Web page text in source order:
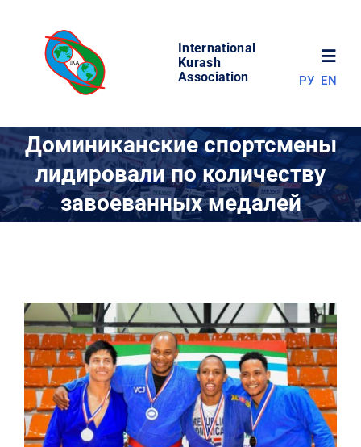
content
International
Kurash
Association
МИР КУРАША
РЕЗУЛЬТАТЫ
КОНТАКТЫ
РУ EN
Доминиканские спортсмены
лидировали по количеству
завоеванных медалей